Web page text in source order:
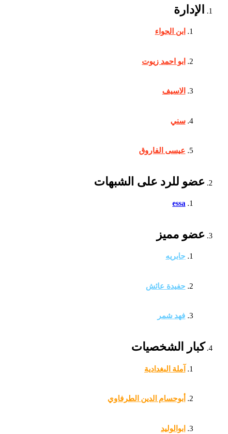
الإدارة
ابن الجواء
ابو احمد زيوت
الاسيف
سني
عيسى الفاروق
عضو للرد على الشبهات
essa
عضو مميز
جابريه
حفيدة عائش
فهد شمر
كبار الشخصيات
آملة البغدادية
أبوحسام الدين الطرفاوي
ابوالوليد